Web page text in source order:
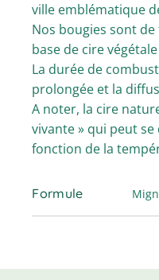
ville emblématique
Nos bougies sont
base de cire
La durée de
prolongée et la
A noter, la cire
vivante » qui peut
fonction de la
Formule